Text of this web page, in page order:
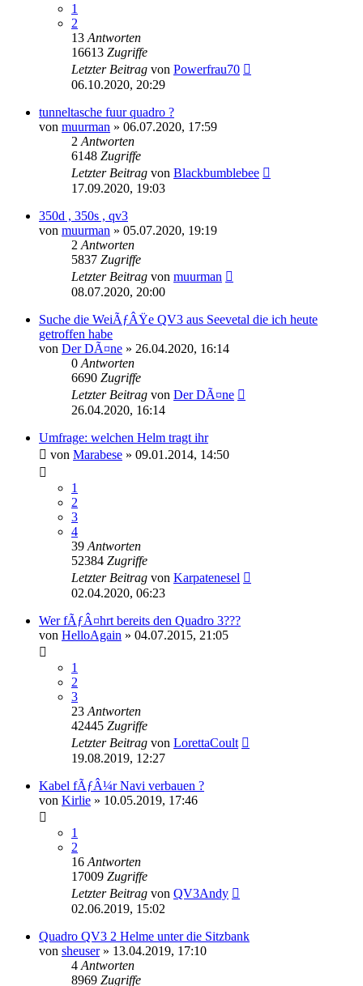
1
2
13 Antworten
16613 Zugriffe
Letzter Beitrag von Powerfrau70
06.10.2020, 20:29
tunneltasche fuur quadro ?
von muurman » 06.07.2020, 17:59
2 Antworten
6148 Zugriffe
Letzter Beitrag von Blackbumblebee
17.09.2020, 19:03
350d , 350s , qv3
von muurman » 05.07.2020, 19:19
2 Antworten
5837 Zugriffe
Letzter Beitrag von muurman
08.07.2020, 20:00
Suche die WeiÃƒÂŸe QV3 aus Seevetal die ich heute
getroffen habe
von Der DÃ¤ne » 26.04.2020, 16:14
0 Antworten
6690 Zugriffe
Letzter Beitrag von Der DÃ¤ne
26.04.2020, 16:14
Umfrage: welchen Helm tragt ihr
von Marabese » 09.01.2014, 14:50
1
2
3
4
39 Antworten
52384 Zugriffe
Letzter Beitrag von Karpatenesel
02.04.2020, 06:23
Wer fÃƒÂ¤hrt bereits den Quadro 3???
von HelloAgain » 04.07.2015, 21:05
1
2
3
23 Antworten
42445 Zugriffe
Letzter Beitrag von LorettaCoult
19.08.2019, 12:27
Kabel fÃƒÂ¼r Navi verbauen ?
von Kirlie » 10.05.2019, 17:46
1
2
16 Antworten
17009 Zugriffe
Letzter Beitrag von QV3Andy
02.06.2019, 15:02
Quadro QV3 2 Helme unter die Sitzbank
von sheuser» 13.04.2019, 17:10
4 Antworten
8969 Zugriffe